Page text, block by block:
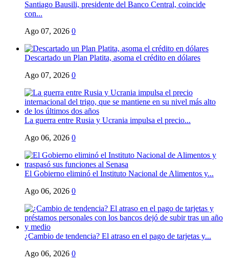
Santiago Bausili, presidente del Banco Central, coincide
con...
Ago 07, 2026 0
Descartado un Plan Platita, asoma el crédito en dólares
Ago 07, 2026 0
La guerra entre Rusia y Ucrania impulsa el precio...
Ago 06, 2026 0
El Gobierno eliminó el Instituto Nacional de Alimentos y...
Ago 06, 2026 0
¿Cambio de tendencia? El atraso en el pago de tarjetas y...
Ago 06, 2026 0